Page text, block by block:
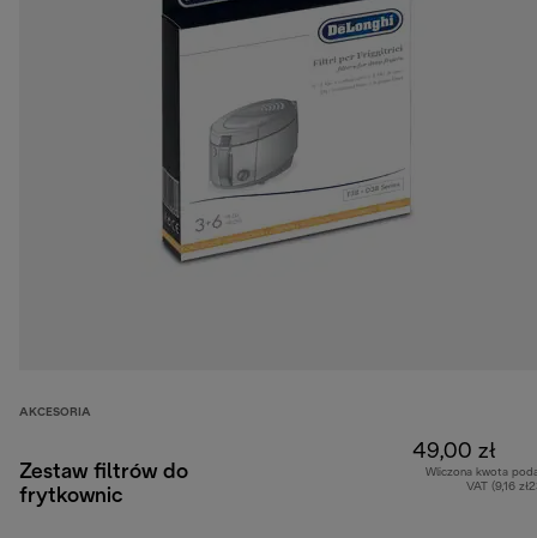
AKCESORIA
Zestaw filtrów do
frytkownic
49,00 zł
Wliczona kwota
VAT (9,16